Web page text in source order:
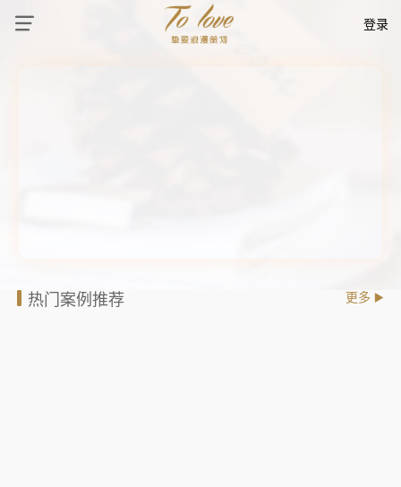
登录
热门案例推荐 更多